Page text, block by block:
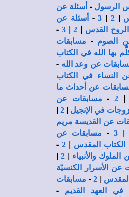
الرسول - أسئلة عن
|
2
|
3
- أسئلة عن
الروح القدس |
2
|
3
-
الصوم - مسابقات
بها الله في الكتاب
عن وعد الله -
النساء في الكتاب
عن أحداث ما
|
2
- مسابقات عن
في الإنجيل |
2
|
عن القديسة مريم
3
-
مسابقات عن
الكتاب المقدس |
2
-
والأنبياء |
2
|
عن الأسرار الكنسيّة
|
2
- مسابقات
في العهد القديم
-